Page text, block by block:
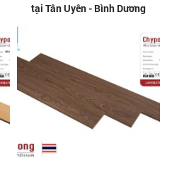
tại Tân Uyên - Bình Dương